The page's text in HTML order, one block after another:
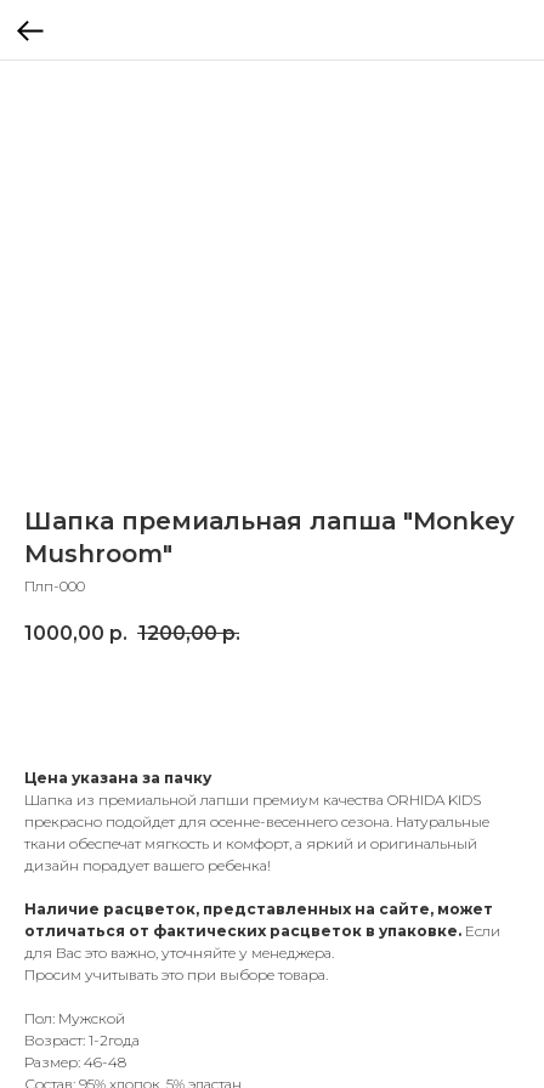
Шапка премиальная лапша "Monkey
Mushroom"
Плп-000
1000,00 р. 1200,00 р.
Цена указана за пачку
Шапка из премиальной лапши премиум качества ORHIDA KIDS
прекрасно подойдет для осенне-весеннего сезона. Натуральные
ткани обеспечат мягкость и комфорт, а яркий и оригинальный
дизайн порадует вашего ребенка!
Наличие расцветок, представленных на сайте, может
отличаться от фактических расцветок в упаковке. Если
для Вас это важно, уточняйте у менеджера.
Просим учитывать это при выборе товара.
Пол: Мужской
Возраст: 1-2года
Размер: 46-48
Состав: 95% хлопок, 5% эластан